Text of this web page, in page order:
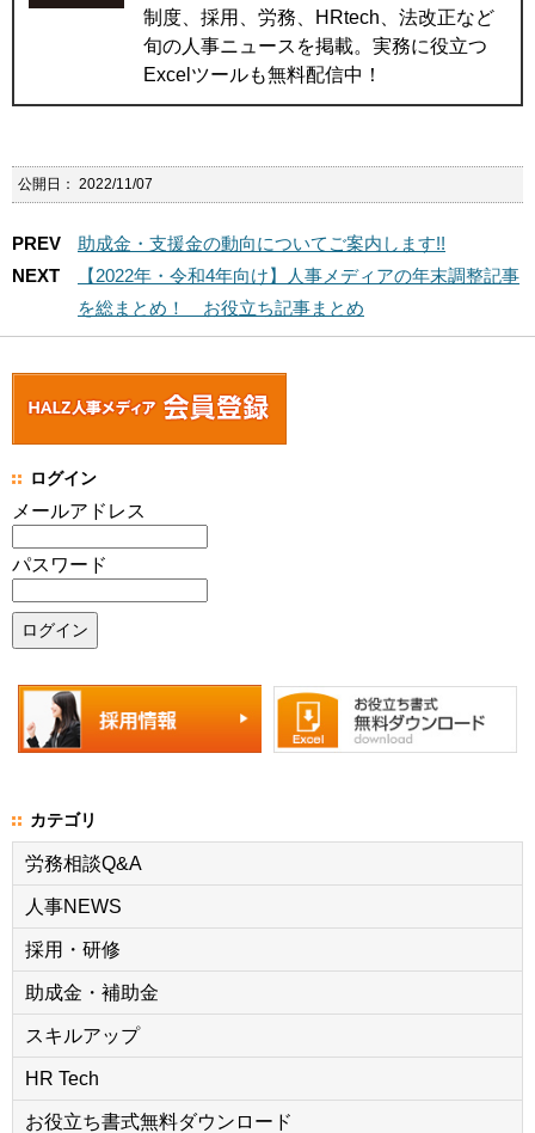
制度、採用、労務、HRtech、法改正など
旬の人事ニュースを掲載。実務に役立つ
Excelツールも無料配信中！
公開日： 2022/11/07
PREV
助成金・支援金の動向についてご案内します!!
NEXT
【2022年・令和4年向け】人事メディアの年末調整記事
を総まとめ！ お役立ち記事まとめ
ログイン
メールアドレス
パスワード
カテゴリ
労務相談Q&A
人事NEWS
採用・研修
助成金・補助金
スキルアップ
HR Tech
お役立ち書式無料ダウンロード